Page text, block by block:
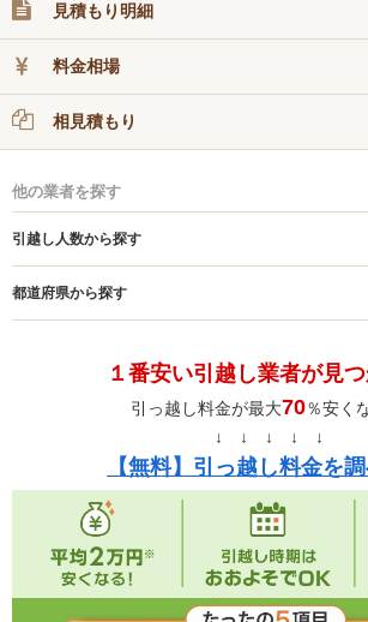
見積もり明細
料金相場
相見積もり
他の業者を探す
引越し人数から探す
都道府県から探す
１番安い引越し業者が見つ
引っ越し料金が最大70％安く
↓ ↓ ↓ ↓ ↓
【無料】引っ越し料金を